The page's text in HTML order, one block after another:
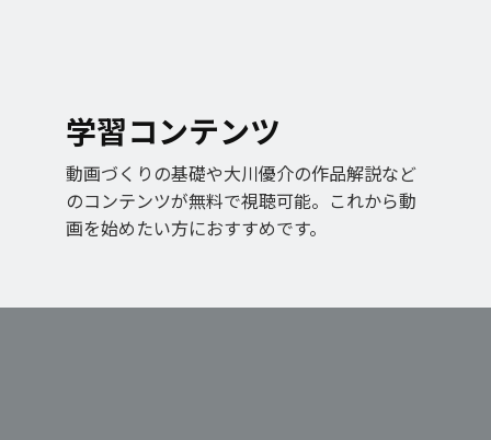
学習コンテンツ
動画づくりの基礎や大川優介の作品解説など
のコンテンツが無料で視聴可能。これから動
画を始めたい方におすすめです。